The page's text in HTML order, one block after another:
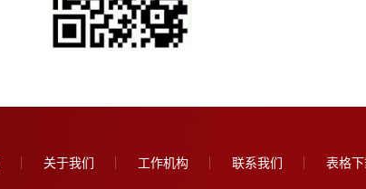
关于我们 工作机构 联系我们 表格